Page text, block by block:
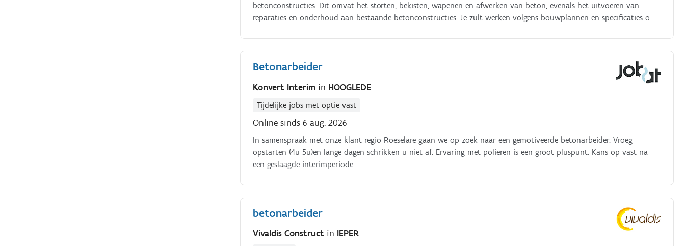
betonconstructies. Dit omvat het storten, bekisten, wapenen en afwerken van beton, evenals het uitvoeren van
reparaties en onderhoud aan bestaande betonconstructies. Je zult werken volgens bouwplannen en specificaties om
Betonarbeider
Konvert Interim in HOOGLEDE
Tijdelijke jobs met optie vast
Online sinds 6 aug. 2026
In samenspraak met onze klant regio Roeselare gaan we op zoek naar een gemotiveerde betonarbeider. Vroeg
opstarten (4u 5u)en lange dagen schrikken u niet af. Ervaring met polieren is een groot pluspunt. Kans op vast na
een geslaagde interimperiode.
betonarbeider
Vivaldis Construct in IEPER